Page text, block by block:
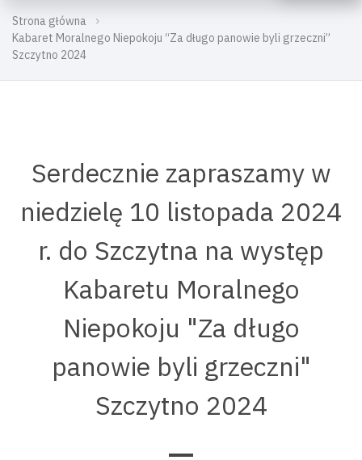
Strona główna
Kabaret Moralnego Niepokoju “Za długo panowie byli grzeczni”
Szczytno 2024
Serdecznie zapraszamy w
niedzielę 10 listopada 2024
r. do Szczytna na występ
Kabaretu Moralnego
Niepokoju "Za długo
panowie byli grzeczni"
Szczytno 2024